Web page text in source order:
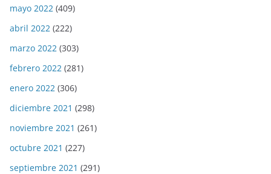
mayo 2022 (409)
abril 2022 (222)
marzo 2022 (303)
febrero 2022 (281)
enero 2022 (306)
diciembre 2021 (298)
noviembre 2021 (261)
octubre 2021 (227)
septiembre 2021 (291)